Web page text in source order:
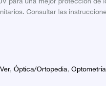
Consultar las
,Óptica/Ortopedia,Optometría